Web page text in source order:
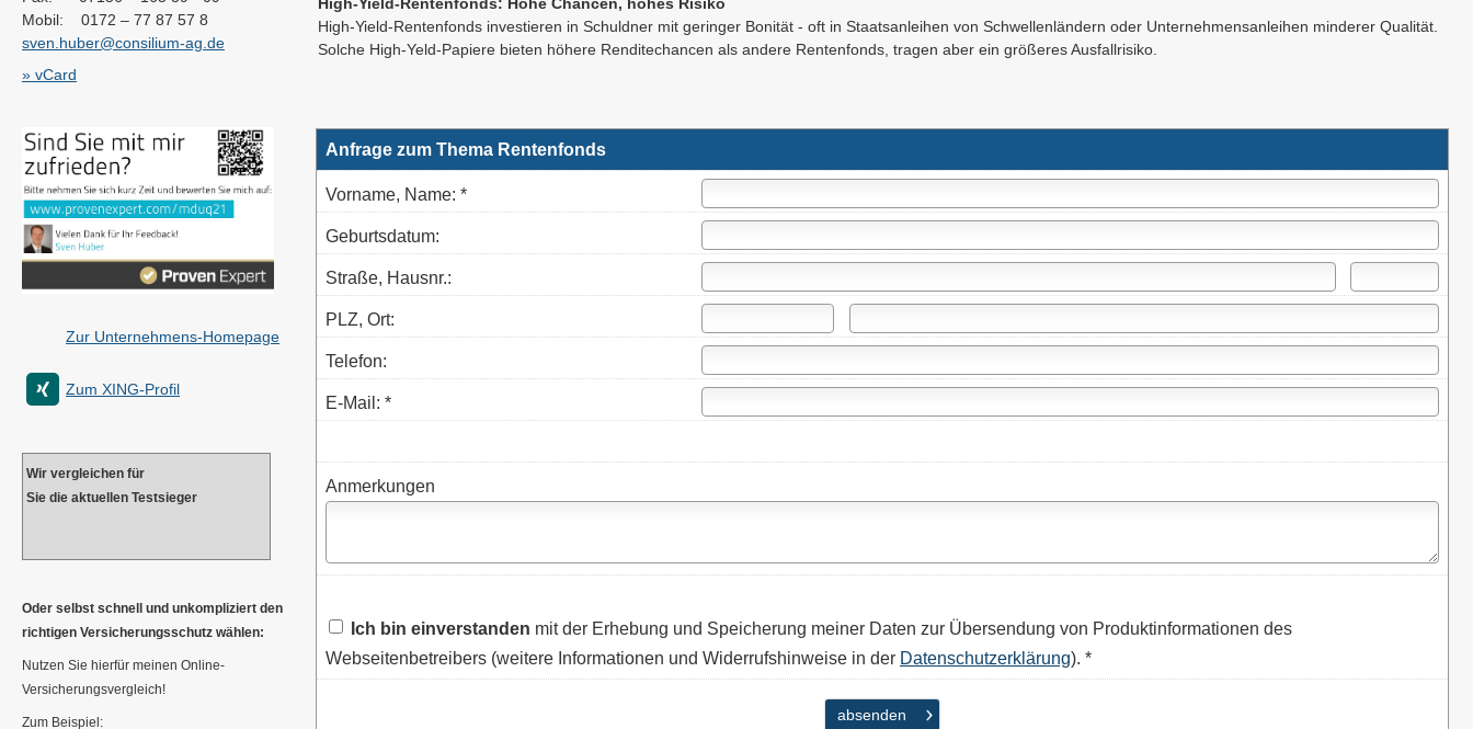
Mobil: 0172 – 77 87 57 8
sven.huber@consilium-ag.de
» vCard
Zur Unternehmens-Homepage
Zum XING-Profil
Wir ver­gleichen für
Sie die aktuellen Testsieger
Oder selbst schnell und unkompliziert den
richtigen Versicherungsschutz wählen:
Nutzen Sie hierfür meinen Online-
Versicherungsvergleich!
Zum Beispiel:
High-Yield-Rentenfonds investieren in Schuldner mit geringer Bonität - oft in Staatsanleihen von Schwellenländern oder Unternehmensanleihen minderer Qualität.
Solche High-Yeld-Papiere bieten höhere Renditechancen als andere Rentenfonds, tragen aber ein größeres Ausfallrisiko.
Anfrage zum Thema Rentenfonds
Vorname, Name: *
Geburts­datum:
Straße, Hausnr.:
PLZ, Ort:
Telefon:
E-Mail: *
Anmerkungen
Ich bin einverstanden mit der Erhebung und Speicherung meiner Daten zur Übersendung von Produktinformationen des
Webseitenbetreibers (weitere Informationen und Widerrufshinweise in der Datenschutzerklärung). *
absenden